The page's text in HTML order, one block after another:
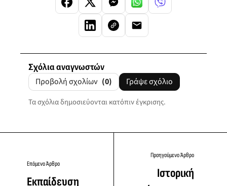
Σχόλια αναγνωστών
Προβολή σχολίων (0) Γράψε σχόλιο
Τα σχόλια δημοσιεύονται κατόπιν έγκρισης.
Επόμενο Άρθρο
Εκπαίδευση
Προηγούμενο Άρθρο
Ιστορική